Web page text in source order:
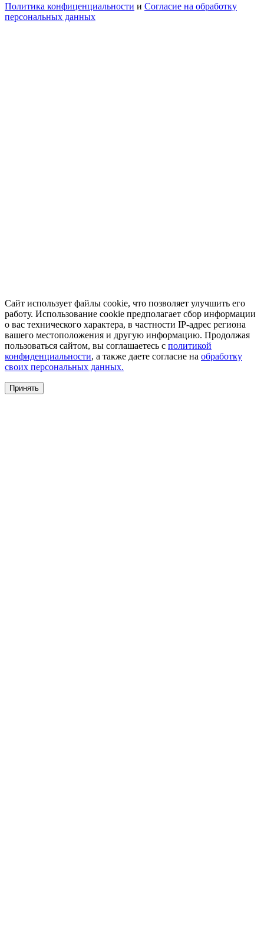
Политика конфиценциальности и Согласие на обработку
персональных данных
Сайт использует файлы cookie, что позволяет улучшить его
работу. Использование cookie предполагает сбор информации
о вас технического характера, в частности IP-адрес региона
вашего местоположения и другую информацию. Продолжая
пользоваться сайтом, вы соглашаетесь с политикой
конфиденциальности, а также даете согласие на обработку
своих персональных данных.
Принять